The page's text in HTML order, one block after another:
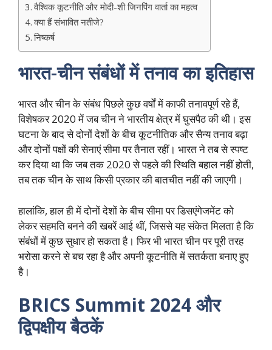
वैश्विक कूटनीति और मोदी-शी जिनपिंग वार्ता का महत्व
क्या हैं संभावित नतीजे?
निष्कर्ष
भारत-चीन संबंधों में तनाव का इतिहास
भारत और चीन के संबंध पिछले कुछ वर्षों में काफी तनावपूर्ण रहे हैं,
विशेषकर 2020 में जब चीन ने भारतीय क्षेत्र में घुसपैठ की थी। इस
घटना के बाद से दोनों देशों के बीच कूटनीतिक और सैन्य तनाव बढ़ा
और दोनों पक्षों की सेनाएं सीमा पर तैनात रहीं। भारत ने तब से स्पष्ट
कर दिया था कि जब तक 2020 से पहले की स्थिति बहाल नहीं होती,
तब तक चीन के साथ किसी प्रकार की बातचीत नहीं की जाएगी।
हालांकि, हाल ही में दोनों देशों के बीच सीमा पर डिसएंगेजमेंट को
लेकर सहमति बनने की खबरें आई थीं, जिससे यह संकेत मिलता है कि
संबंधों में कुछ सुधार हो सकता है। फिर भी भारत चीन पर पूरी तरह
भरोसा करने से बच रहा है और अपनी कूटनीति में सतर्कता बनाए हुए
है।
BRICS Summit 2024और
द्विपक्षीय बैठकें